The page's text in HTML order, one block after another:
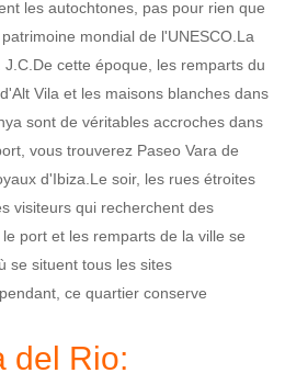
les autochtones, pas pour rien que
mondial de l'UNESCO.La
cette époque, les remparts du
Vila et les maisons blanches dans
sont de véritables accroches dans
vous trouverez Paseo Vara de
d'Ibiza.Le soir, les rues étroites
visiteurs qui recherchent des
port et les remparts de la ville se
se situent tous les sites
ce quartier conserve
del Rio: